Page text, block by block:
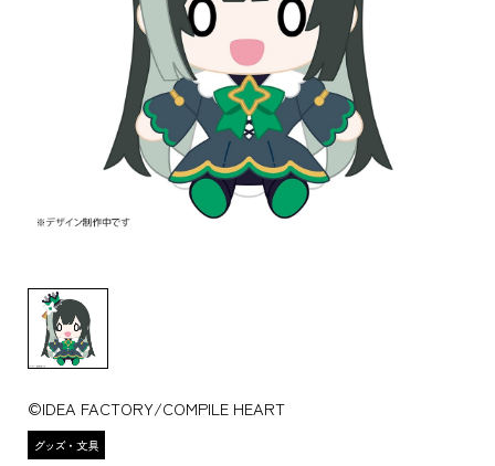
©IDEA FACTORY/COMPILE HEART